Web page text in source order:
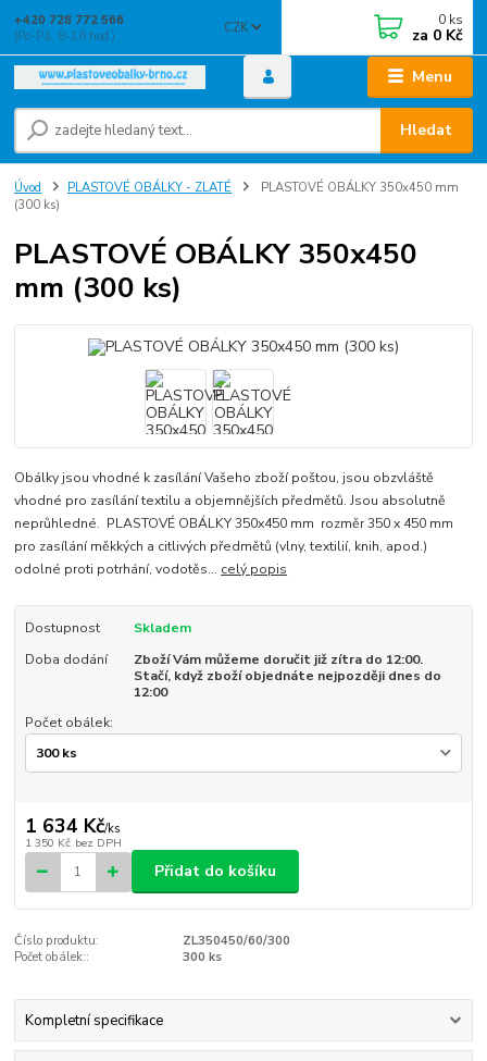
Menu
CZK
Hledat
+420 728 772 566
(Po-Pá, 8-16 hod.)
0 ks
za 0 Kč
Úvod PLASTOVÉ OBÁLKY - ZLATÉ
PLASTOVÉ OBÁLKY 350x450 mm
(300 ks)
PLASTOVÉ OBÁLKY 350x450
mm (300 ks)
Obálky jsou vhodné k zasílání Vašeho zboží poštou, jsou obzvláště
vhodné pro zasílání textilu a objemnějších předmětů. Jsou absolutně
neprůhledné. PLASTOVÉ OBÁLKY 350x450 mm rozměr 350 x 450 mm
pro zasílání měkkých a citlivých předmětů (vlny, textilií, knih, apod.)
odolné proti potrhání, vodotěs... celý popis
Dostupnost
Skladem
Doba dodání
Zboží Vám můžeme doručit již zítra do 12:00.
Stačí, když zboží objednáte nejpozději dnes do
12:00
Počet obálek:
1 634 Kč/ks
1 350 Kč bez DPH
Přidat do košíku
Číslo produktu:
ZL350450/60/300
Počet obálek::
300 ks
Kompletní specifikace